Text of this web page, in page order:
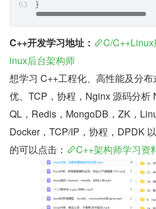
}
C++开发学习地址：
C/
inux后台架构师​
想学习 C++工程化、高性能及分
优、TCP，协程，Nginx 源码分析
QL，Redis，MongoDB，ZK，
Docker，TCP/IP，协程，DPDK
的可以点击：
C++架构师学习资